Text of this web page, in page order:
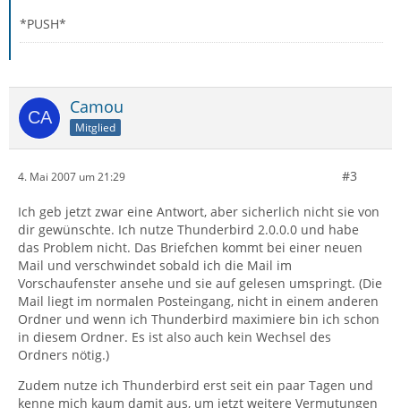
*PUSH*
Camou
Mitglied
4. Mai 2007 um 21:29 #3
Ich geb jetzt zwar eine Antwort, aber sicherlich nicht sie von
dir gewünschte. Ich nutze Thunderbird 2.0.0.0 und habe
das Problem nicht. Das Briefchen kommt bei einer neuen
Mail und verschwindet sobald ich die Mail im
Vorschaufenster ansehe und sie auf gelesen umspringt. (Die
Mail liegt im normalen Posteingang, nicht in einem anderen
Ordner und wenn ich Thunderbird maximiere bin ich schon
in diesem Ordner. Es ist also auch kein Wechsel des
Ordners nötig.)
Zudem nutze ich Thunderbird erst seit ein paar Tagen und
kenne mich kaum damit aus, um jetzt weitere Vermutungen